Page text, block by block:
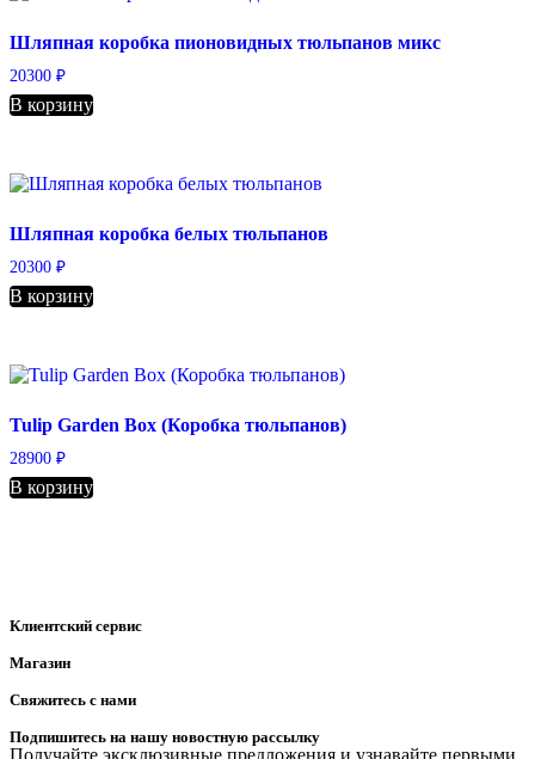
Шляпная коробка пионовидных тюльпанов микс
20300 ₽
В корзину
Шляпная коробка белых тюльпанов
20300 ₽
В корзину
Tulip Garden Box (Коробка тюльпанов)
28900 ₽
В корзину
Клиентский сервис
Магазин
Свяжитесь с нами
Подпишитесь на нашу новостную рассылку
Получайте эксклюзивные предложения и узнавайте первыми